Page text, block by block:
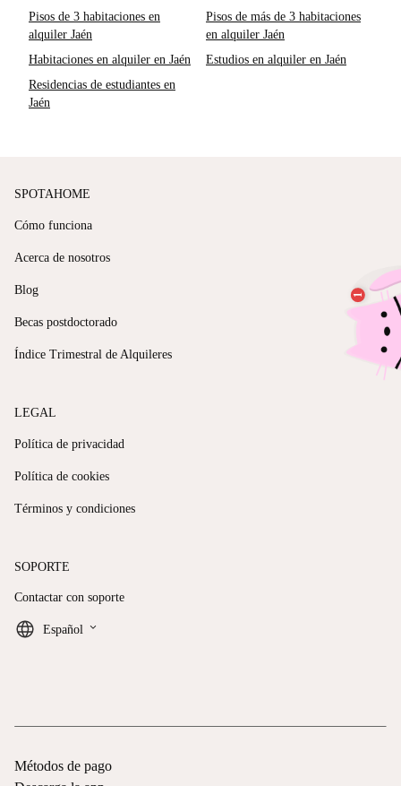
Pisos de 3 habitaciones en
alquiler Jaén
Pisos de más de 3 habitaciones
en alquiler Jaén
Habitaciones en alquiler en Jaén
Estudios en alquiler en Jaén
Residencias de estudiantes en
Jaén
SPOTAHOME
Cómo funciona
Acerca de nosotros
Blog
Becas postdoctorado
Índice Trimestral de Alquileres
LEGAL
Política de privacidad
Política de cookies
Términos y condiciones
SOPORTE
Contactar con soporte
Español keyboard_arrow_down
Métodos de pago